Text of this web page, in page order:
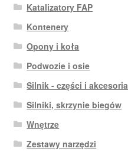
Katalizatory FAP
Kontenery
Opony i koła
Podwozie i osie
Silnik - części i akcesoria
Silniki, skrzynie biegów
Wnętrze
Zestawy narzędzi